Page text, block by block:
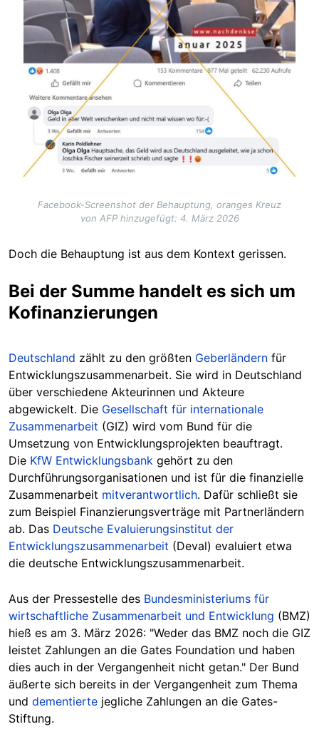
Facebook-Screenshot der Behauptung, oranges Kreuz
von AFP hinzugefügt: 4. März 2026
Doch die Behauptung ist aus dem Kontext gerissen.
Bei der Summe handelt es sich um
Kofinanzierungen
Deutschland zählt zu den größten Geberländern für
Entwicklungszusammenarbeit. Sie wird in Deutschland
über verschiedene Akteurinnen und Akteure
abgewickelt. Die Gesellschaft für internationale
Zusammenarbeit (GIZ) wird vom Bund für die
Umsetzung von Entwicklungsprojekten beauftragt.
Die KfW Entwicklungsbank gehört zu den
Durchführungsorganisationen und ist für die finanzielle
Zusammenarbeit mitverantwortlich. Dafür schließt sie
zum Beispiel Finanzierungsverträge mit Partnerländern
ab. Das Deutsche Evaluierungsinstitut der
Entwicklungszusammenarbeit (Deval) evaluiert etwa
die deutsche Entwicklungszusammenarbeit.
Aus der Pressestelle des Bundesministeriums für
wirtschaftliche Zusammenarbeit und Entwicklung (BMZ)
hieß es am 3. März 2026: "Weder das BMZ noch die GIZ
leistet Zahlungen an die Gates Foundation und haben
dies auch in der Vergangenheit nicht getan." Der Bund
äußerte sich bereits in der Vergangenheit zum Thema
und dementierte jegliche Zahlungen an die Gates-
Stiftung.